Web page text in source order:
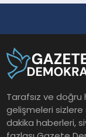
Tarafsız ve doğru
gelişmeleri sizlere
dakika haberleri,